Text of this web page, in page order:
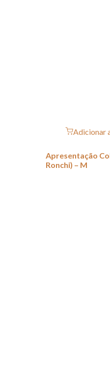
Adicionar
Apresentação
Ronchi) – M